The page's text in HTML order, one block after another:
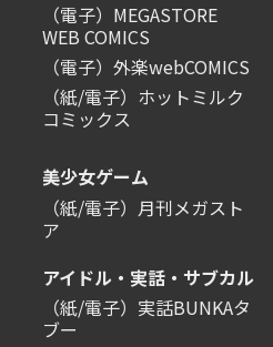
（電子）MEGASTORE
WEB COMICS
（電子）外楽webCOMICS
（紙/電子）ホットミルク
コミックス
美少女ゲーム
（紙/電子）月刊メガスト
ア
アイドル・実話・サブカル
（紙/電子）実話BUNKAタ
ブー